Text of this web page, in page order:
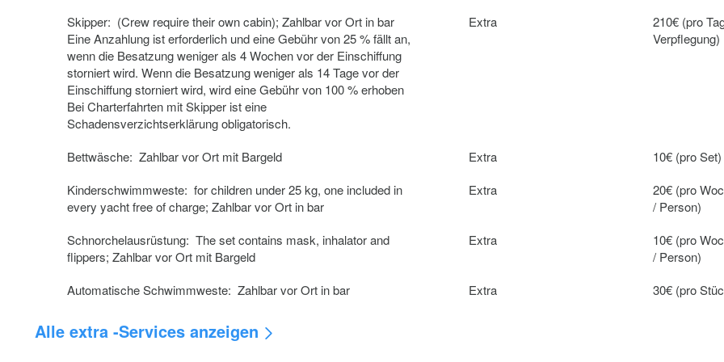
Skipper: (Crew require their own cabin); Zahlbar vor Ort in bar
Eine Anzahlung ist erforderlich und eine Gebühr von 25 % fällt an,
wenn die Besatzung weniger als 4 Wochen vor der Einschiffung
storniert wird. Wenn die Besatzung weniger als 14 Tage vor der
Einschiffung storniert wird, wird eine Gebühr von 100 % erhoben
Bei Charterfahrten mit Skipper ist eine
Schadensverzichtserklärung obligatorisch.
Extra
210€ (pro
Verpflegung)
Bettwäsche: Zahlbar vor Ort mit Bargeld Extra
10€ (pro Set)
Kinderschwimmweste: for children under 25 kg, one included in
every yacht free of charge; Zahlbar vor Ort in bar
Extra
20€ (pro
/ Person)
Schnorchelausrüstung: The set contains mask, inhalator and
flippers; Zahlbar vor Ort mit Bargeld
Extra
10€ (pro
/ Person)
Automatische Schwimmweste: Zahlbar vor Ort in bar
Extra 30€ (pro
Alle extra -Services anzeigen